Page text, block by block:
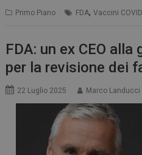
Primo Piano FDA,Vaccini COVID
FDA: un ex CEO alla
per la revisione dei
22 Luglio 2025 Marco Landucci
_ga_Z2VT792F98